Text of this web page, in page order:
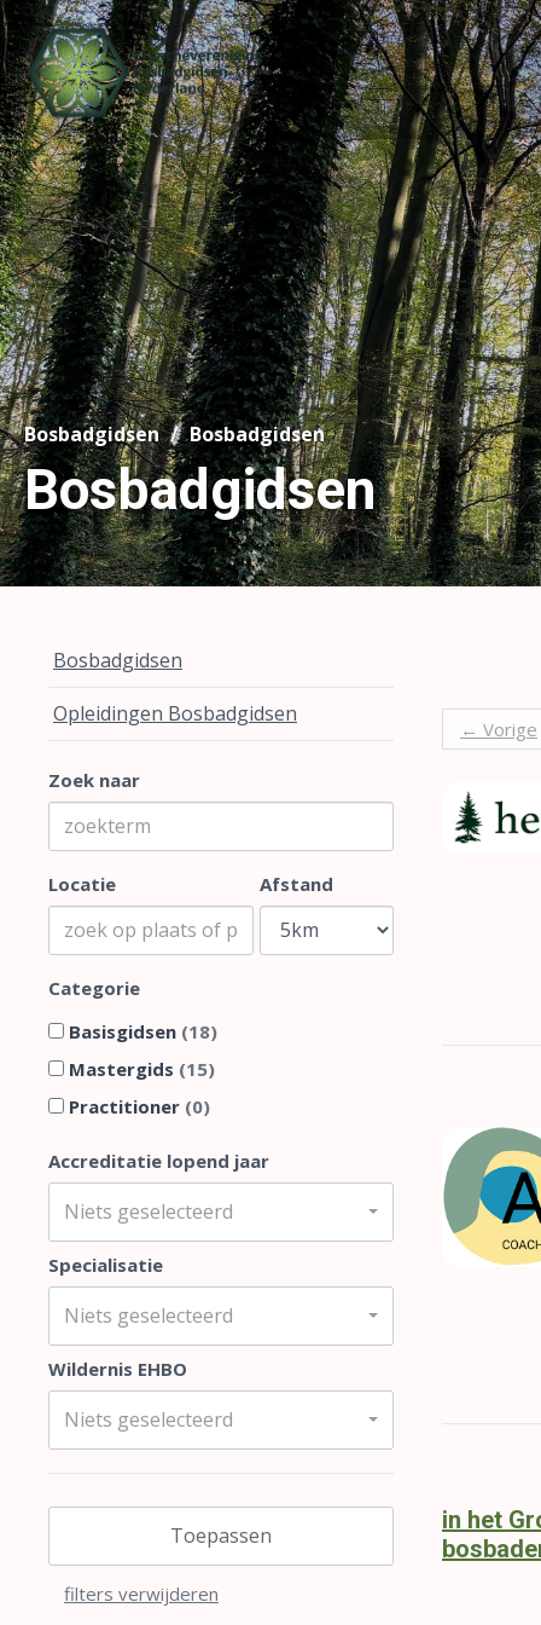
Bosbadgidsen Bosbadgidsen
Bosbadgidsen
Bosbadgidsen
Opleidingen Bosbadgidsen
Zoek naar
Locatie Afstand
Categorie
Basisgidsen (18)
Mastergids (15)
Practitioner (0)
Accreditatie lopend jaar
Niets geselecteerd
Specialisatie
Niets geselecteerd
Wildernis EHBO
Niets geselecteerd
Toepassen
filters verwijderen
← Vorige
in het